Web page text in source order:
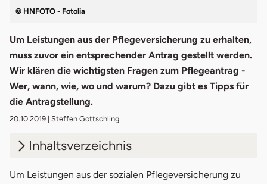
© HNFOTO - Fotolia
Um Leistungen aus der Pflegeversicherung zu erhalten,
muss zuvor ein entsprechender Antrag gestellt werden.
Wir klären die wichtigsten Fragen zum Pflegeantrag -
Wer, wann, wie, wo und warum? Dazu gibt es Tipps für
die Antragstellung.
20.10.2019 | Steffen Gottschling
Inhaltsverzeichnis
1. Was sind Pflegegrade?
Um Leistungen aus der sozialen Pflegeversicherung zu